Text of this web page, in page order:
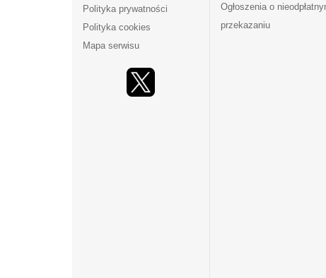
Polityka prywatności
Polityka cookies
Mapa serwisu
Ogłoszenia o
przekazaniu